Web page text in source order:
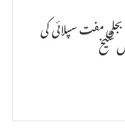
ہوئے کہا کہ اس کا ترجمہ
ترجمہ کے معمولی فرق
کر آگے بڑھئے ۔ اس کے
کے نام تھے ان کو لے
بجلی مفت سپلائی کی
شیخ